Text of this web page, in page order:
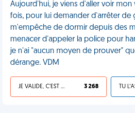
Aujourd'hui, je viens d'aller voir mon
fois, pour lui demander d'arrêter de
m'empêche de dormir depuis des
menacer d'appeler la police pour
je n'ai "aucun moyen de prouver"
dérange. VDM
JE VALIDE, C'EST UNE VDM 3 268